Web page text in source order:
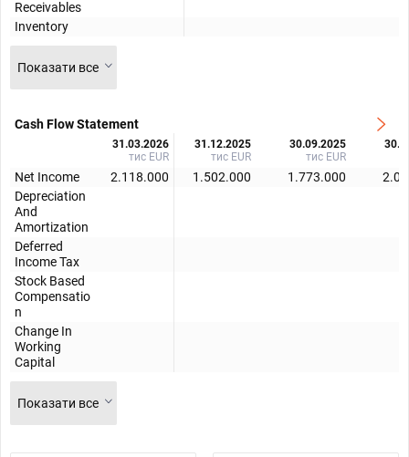
Receivables
Inventory
Показати все
Cash Flow Statement
31.03.2026
тис EUR
31.12.2025
тис EUR
30.09.2025
тис EUR
Net Income 2.118.000 1.502.000 1.773.000
Depreciation
And
Amortization
Deferred
Income Tax
Stock Based
Compensatio
n
Change In
Working
Capital
Показати все